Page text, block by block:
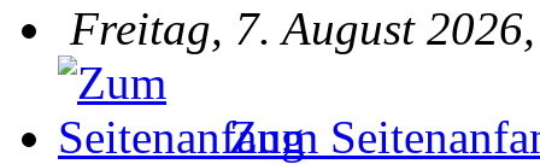
Freitag, 7. August
Zum